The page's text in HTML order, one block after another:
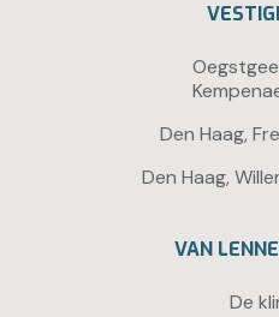
Den Haag,
Den Haag,
VAN
De